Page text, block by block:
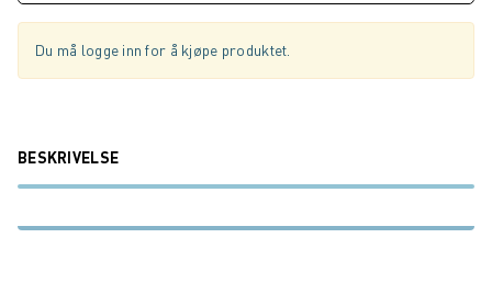
Du må logge inn for å kjøpe produktet.
BESKRIVELSE